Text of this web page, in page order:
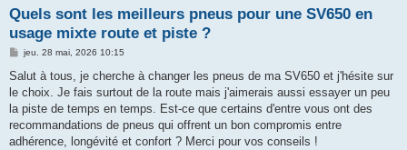
Quels sont les meilleurs pneus pour une SV650 en
usage mixte route et piste ?
M
s
a
g
e
jeu. 28 mai, 2026 10:15
Salut à tous, je cherche à changer les pneus de ma SV650 et j'hésite sur
le choix. Je fais surtout de la route mais j'aimerais aussi essayer un peu
la piste de temps en temps. Est-ce que certains d'entre vous ont des
recommandations de pneus qui offrent un bon compromis entre
adhérence, longévité et confort ? Merci pour vos conseils !